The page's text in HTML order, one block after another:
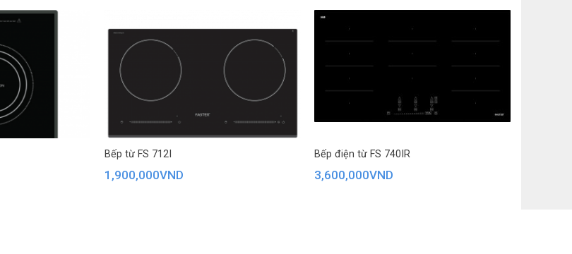
Bếp từ FS 712I
1,900,000VND
Bếp điện từ FS 740IR
3,600,000VND